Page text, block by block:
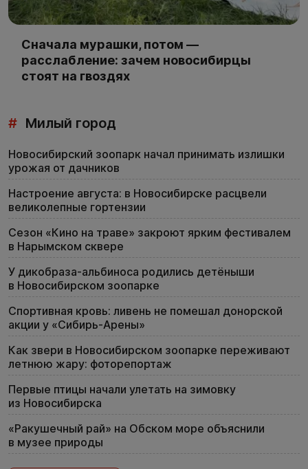
Сначала мурашки, потом —
расслабление: зачем новосибирцы
стоят на гвоздях
# Милый город
Новосибирский зоопарк начал принимать излишки
урожая от дачников
Настроение августа: в Новосибирске расцвели
великолепные гортензии
Сезон «Кино на траве» закроют ярким фестивалем
в Нарымском сквере
У дикобраза-альбиноса родились детёныши
в Новосибирском зоопарке
Спортивная кровь: ливень не помешал донорской
акции у «Сибирь-Арены»
Как звери в Новосибирском зоопарке переживают
летнюю жару: фоторепортаж
Первые птицы начали улетать на зимовку
из Новосибирска
«Ракушечный рай» на Обском море объяснили
в музее природы